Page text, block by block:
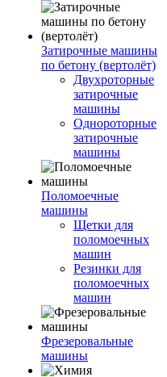
Затирочные машины
по бетону (вертолёт)
Двухроторные
затирочные
машины
Однороторные
затирочные
машины
Поломоечные
машины
Щетки для
поломоечных
машин
Резинки для
поломоечных
машин
Фрезеровальные
машины